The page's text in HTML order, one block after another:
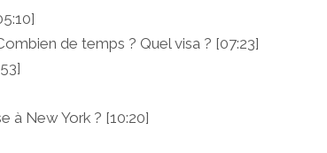
de temps ? Quel visa ? [07:23]
à New York ? [10:20]